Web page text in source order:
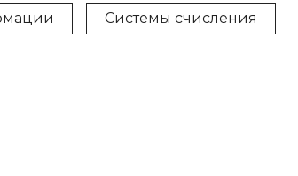
Системы счисления